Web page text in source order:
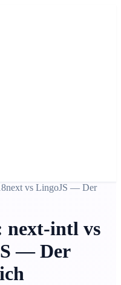
vs LingoJS — Der
next-intl vs
— Der